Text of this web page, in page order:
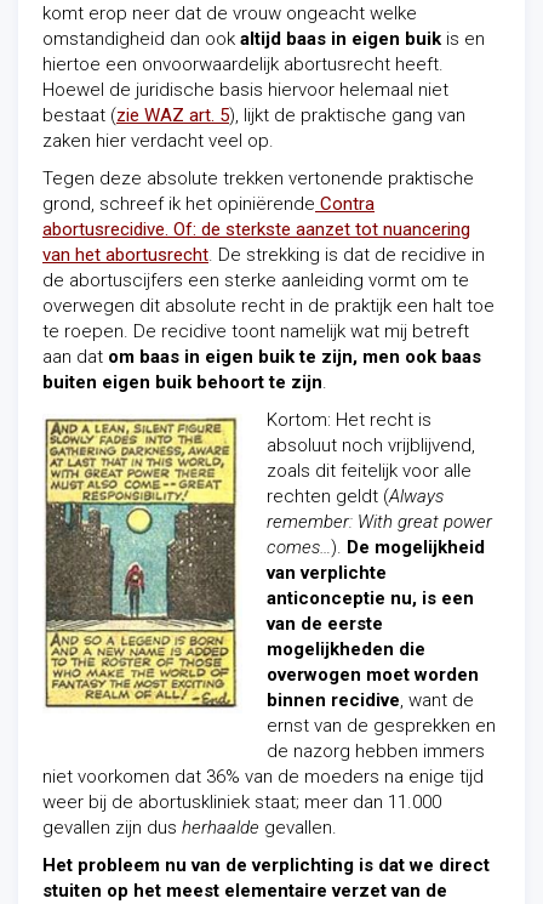
komt erop neer dat de vrouw ongeacht welke
omstandigheid dan ook altijd baas in eigen buik is en
hiertoe een onvoorwaardelijk abortusrecht heeft.
Hoewel de juridische basis hiervoor helemaal niet
bestaat (zie WAZ art. 5), lijkt de praktische gang van
zaken hier verdacht veel op.
Tegen deze absolute trekken vertonende praktische
grond, schreef ik het opiniërende Contra
abortusrecidive. Of: de sterkste aanzet tot nuancering
van het abortusrecht. De strekking is dat de recidive in
de abortuscijfers een sterke aanleiding vormt om te
overwegen dit absolute recht in de praktijk een halt toe
te roepen. De recidive toont namelijk wat mij betreft
aan dat om baas in eigen buik te zijn, men ook baas
buiten eigen buik behoort te zijn.
Kortom: Het recht is
absoluut noch vrijblijvend,
zoals dit feitelijk voor alle
rechten geldt (Always
remember: With great power
comes…). De mogelijkheid
van verplichte
anticonceptie nu, is een
van de eerste
mogelijkheden die
overwogen moet worden
binnen recidive, want de
ernst van de gesprekken en
de nazorg hebben immers
niet voorkomen dat 36% van de moeders na enige tijd
weer bij de abortuskliniek staat; meer dan 11.000
gevallen zijn dus herhaalde gevallen.
Het probleem nu van de verplichting is dat we direct
stuiten op het meest elementaire verzet van de